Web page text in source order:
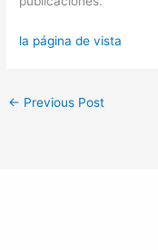
la página de vista
← Previous Post